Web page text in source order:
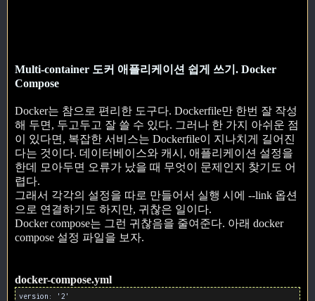
Multi-container 도커 애플리케이션 쉽게 쓰기. Docker
Compose
Docker는 참으로 편리한 도구다. Dockerfile만 한번 잘 작성
해 두면, 두고두고 잘 쓸 수 있다. 그러나 한 가지 아쉬운 점
이 있다면, 복잡한 서비스는 Dockerfile이 지나치게 길어진
다는 것이다. 데이터베이스와 캐시, 애플리케이션 설정을
한데 모아두면 오류가 났을 때 무엇이 문제인지 찾기도 어
렵다.
그래서 각각의 설정을 따로 만들어서 실행 시에 --link 옵션
으로 연결하기도 하지만, 귀찮은 일이다.
Docker compose는 그런 귀찮음을 줄여준다. 아래 docker
compose 설정 파일을 보자.
docker-compose.yml
version: '2'